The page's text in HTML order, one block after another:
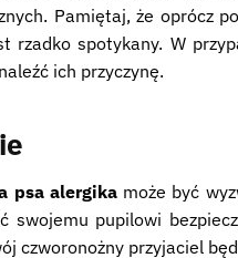
Pamiętaj, że oprócz
rzadko spotykany. W
ich przyczynę.
psa alergikamoże być
swojemu pupilowi
czworonożny przyjaciel